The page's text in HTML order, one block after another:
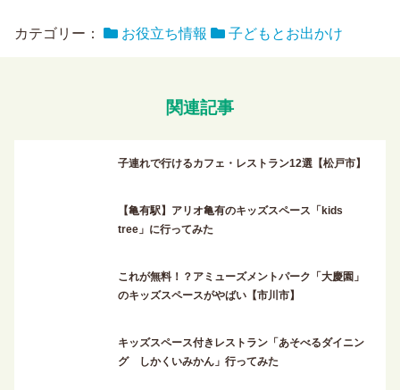
カテゴリー： お役立ち情報 子どもとお出かけ
関連記事
子連れで行けるカフェ・レストラン12選【松戸市】
【亀有駅】アリオ亀有のキッズスペース「kids
tree」に行ってみた
これが無料！？アミューズメントパーク「大慶園」
のキッズスペースがやばい【市川市】
キッズスペース付きレストラン「あそべるダイニン
グ しかくいみかん」行ってみた